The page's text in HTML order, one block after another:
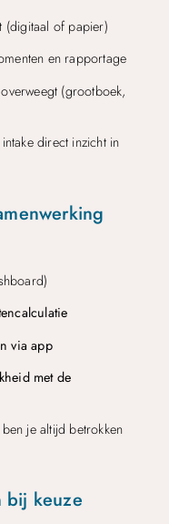
(digitaal of papier)
en rapportage
(grootboek,
direct inzicht in
via app
met de
je altijd betrokken
bij keuze